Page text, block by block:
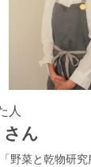
人
さん
野菜と乾物研